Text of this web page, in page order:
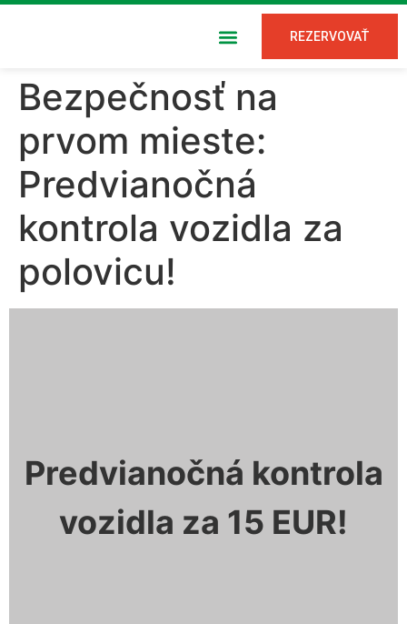
REZERVOVAŤ
Bezpečnosť na
prvom mieste:
Predvianočná
kontrola vozidla za
polovicu!
Predvianočná kontrola
vozidla za 15 EUR!